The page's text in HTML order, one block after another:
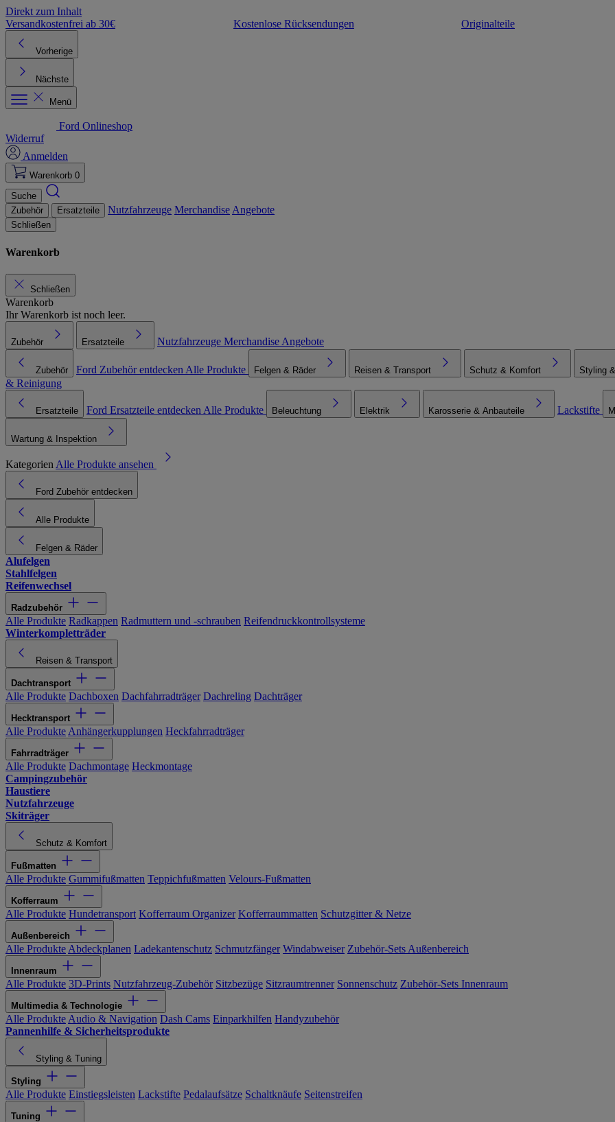
Direkt zum Inhalt
Versandkostenfrei ab 30€
Kostenlose Rücksendungen Originalteile
Vorherige
Nächste
Menü
Ford Onlineshop
Widerruf
Anmelden
Warenkorb 0
Suche
Zubehör
Ersatzteile Nutzfahrzeuge Merchandise Angebote
Schließen
Warenkorb
Schließen
Warenkorb
Ihr Warenkorb ist noch leer.
Zubehör Ersatzteile Nutzfahrzeuge Merchandise Angebote
Zubehör Ford Zubehör entdecken Alle Produkte Felgen & Räder Reisen & Transport Schutz & Komfort Styling
& Reinigung
Ersatzteile Ford Ersatzteile entdecken Alle Produkte Beleuchtung Elektrik Karosserie & Anbauteile Lackstifte
Wartung & Inspektion
Kategorien Alle Produkte ansehen
Ford Zubehör entdecken
Alle Produkte
Felgen & Räder
Alufelgen
Stahlfelgen
Reifenwechsel
Radzubehör
Alle Produkte Radkappen Radmuttern und -schrauben Reifendruckkontrollsysteme
Winterkompletträder
Reisen & Transport
Dachtransport
Alle Produkte Dachboxen Dachfahrradträger Dachreling Dachträger
Hecktransport
Alle Produkte Anhängerkupplungen Heckfahrradträger
Fahrradträger
Alle Produkte Dachmontage Heckmontage
Campingzubehör
Haustiere
Nutzfahrzeuge
Skiträger
Schutz & Komfort
Fußmatten
Alle Produkte Gummifußmatten Teppichfußmatten Velours-Fußmatten
Kofferraum
Alle Produkte Hundetransport Kofferraum Organizer Kofferraummatten Schutzgitter & Netze
Außenbereich
Alle Produkte Abdeckplanen Ladekantenschutz Schmutzfänger Windabweiser Zubehör-Sets Außenbereich
Innenraum
Alle Produkte 3D-Prints Nutzfahrzeug-Zubehör Sitzbezüge Sitzraumtrenner Sonnenschutz Zubehör-Sets Innenraum
Multimedia & Technologie
Alle Produkte Audio & Navigation Dash Cams Einparkhilfen Handyzubehör
Pannenhilfe & Sicherheitsprodukte
Styling & Tuning
Styling
Alle Produkte Einstiegsleisten Lackstifte Pedalaufsätze Schaltknäufe Seitenstreifen
Tuning